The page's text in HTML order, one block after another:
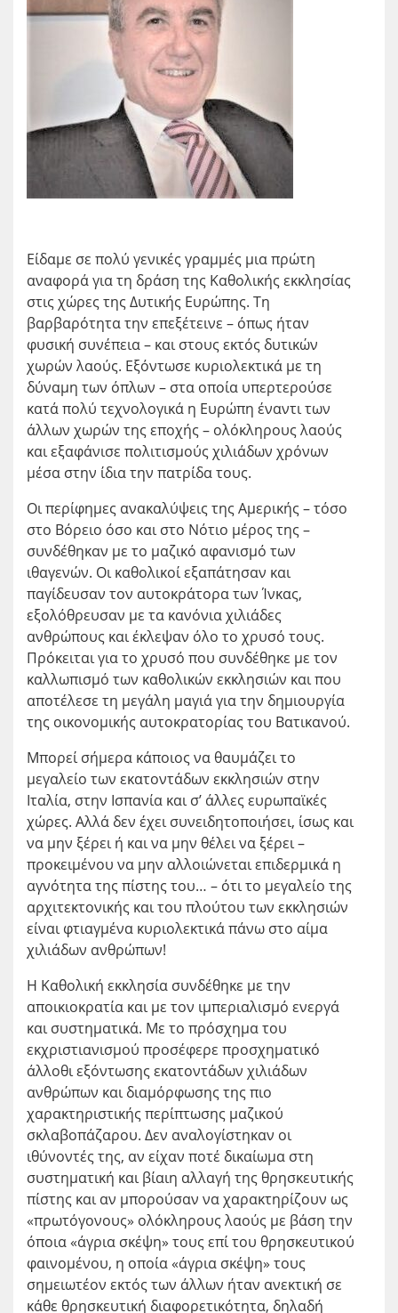
Είδαμε σε πολύ γενικές γραμμές μια πρώτη
αναφορά για τη δράση της Καθολικής εκκλησίας
στις χώρες της Δυτικής Ευρώπης. Τη
βαρβαρότητα την επεξέτεινε – όπως ήταν
φυσική συνέπεια – και στους εκτός δυτικών
χωρών λαούς. Εξόντωσε κυριολεκτικά με τη
δύναμη των όπλων – στα οποία υπερτερούσε
κατά πολύ τεχνολογικά η Ευρώπη έναντι των
άλλων χωρών της εποχής – ολόκληρους λαούς
και εξαφάνισε πολιτισμούς χιλιάδων χρόνων
μέσα στην ίδια την πατρίδα τους.
Οι περίφημες ανακαλύψεις της Αμερικής – τόσο
στο Βόρειο όσο και στο Νότιο μέρος της –
συνδέθηκαν με το μαζικό αφανισμό των
ιθαγενών. Οι καθολικοί εξαπάτησαν και
παγίδευσαν τον αυτοκράτορα των Ίνκας,
εξολόθρευσαν με τα κανόνια χιλιάδες
ανθρώπους και έκλεψαν όλο το χρυσό τους.
Πρόκειται για το χρυσό που συνδέθηκε με τον
καλλωπισμό των καθολικών εκκλησιών και που
αποτέλεσε τη μεγάλη μαγιά για την δημιουργία
της οικονομικής αυτοκρατορίας του Βατικανού.
Μπορεί σήμερα κάποιος να θαυμάζει το
μεγαλείο των εκατοντάδων εκκλησιών στην
Ιταλία, στην Ισπανία και σ’ άλλες ευρωπαϊκές
χώρες. Αλλά δεν έχει συνειδητοποιήσει, ίσως και
να μην ξέρει ή και να μην θέλει να ξέρει –
προκειμένου να μην αλλοιώνεται επιδερμικά η
αγνότητα της πίστης του… – ότι το μεγαλείο της
αρχιτεκτονικής και του πλούτου των εκκλησιών
είναι φτιαγμένα κυριολεκτικά πάνω στο αίμα
χιλιάδων ανθρώπων!
Η Καθολική εκκλησία συνδέθηκε με την
αποικιοκρατία και με τον ιμπεριαλισμό ενεργά
και συστηματικά. Με το πρόσχημα του
εκχριστιανισμού προσέφερε προσχηματικό
άλλοθι εξόντωσης εκατοντάδων χιλιάδων
ανθρώπων και διαμόρφωσης της πιο
χαρακτηριστικής περίπτωσης μαζικού
σκλαβοπάζαρου. Δεν αναλογίστηκαν οι
ιθύνοντές της, αν είχαν ποτέ δικαίωμα στη
συστηματική και βίαιη αλλαγή της θρησκευτικής
πίστης και αν μπορούσαν να χαρακτηρίζουν ως
«πρωτόγονους» ολόκληρους λαούς με βάση την
όποια «άγρια σκέψη» τους επί του θρησκευτικού
φαινομένου, η οποία «άγρια σκέψη» τους
σημειωτέον εκτός των άλλων ήταν ανεκτική σε
κάθε θρησκευτική διαφορετικότητα, δηλαδή